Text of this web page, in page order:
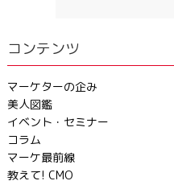
コンテンツ
マーケターの企み
美人図鑑
イベント・セミナー
コラム
マーケ最前線
教えて! CMO